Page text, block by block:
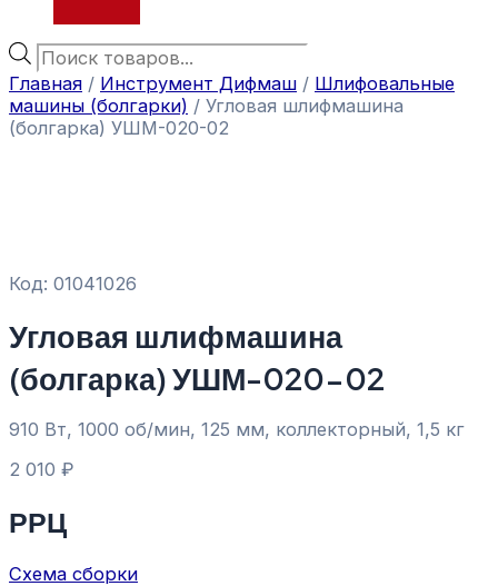
Главная / Инструмент Дифмаш / Шлифовальные
машины (болгарки) / Угловая шлифмашина
(болгарка) УШМ-020-02
Код: 01041026
Угловая шлифмашина
(болгарка) УШМ-020-02
910 Вт, 1000 об/мин, 125 мм, коллекторный, 1,5 кг
2 010 ₽
РРЦ
Схема сборки